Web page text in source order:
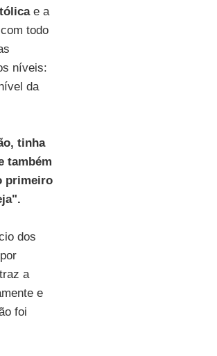
e a
todo
níveis:
da
tinha
também
primeiro
dos
a
e
foi